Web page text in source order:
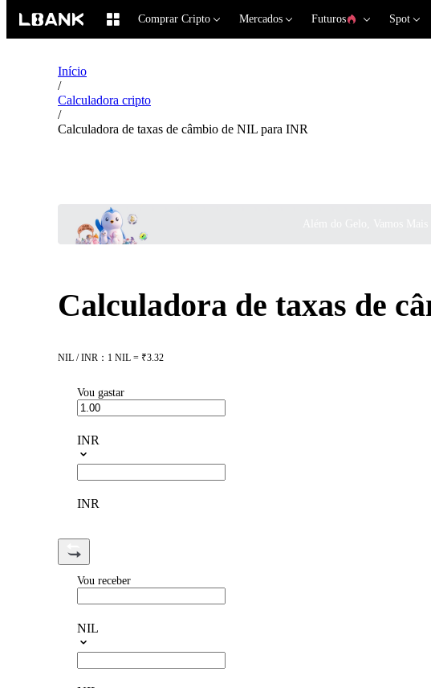
Comprar Cripto Mercados Futuros Spot
Início
/
Calculadora cripto
/
Calculadora de taxas de câmbio de NIL para INR
Calculadora de taxas de
NIL / INR：1 NIL = ₹3.32
Vou gastar
INR
INR
Vou receber
NIL